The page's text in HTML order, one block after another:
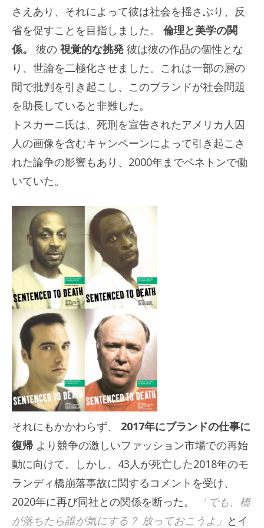
さえあり、それによって彼は社会を揺さぶり、反
省を促すことを目指しました。
倫理と美学の関
係。
彼の 視覚的な挑発 彼は彼の作品の個性とな
り、世論を二極化させました。これは一部の層の
間で批判を引き起こし、このブランドが社会問題
を助長していると非難した。
トスカーニ氏は、死刑を宣告されたアメリカ人囚
人の画像を含むキャンペーンによって引き起こさ
れた論争の影響もあり、2000年までベネトンで働
いていた。
それにもかかわらず、 2017年にブランドの仕事に
復帰 より競争の激しいファッション市場での再始
動に向けて。しかし、43人が死亡した2018年のモ
ランディ橋崩落事故に関するコメントを受け、
2020年に再び同社との関係を断った。
「でも、橋
が落ちたら誰が気にする？ 放っておこうよ」 とイ